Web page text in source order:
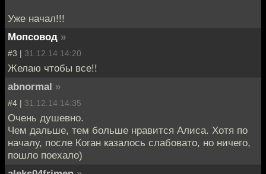
Уже начал!!!
Мопсовод »
#3 | 31.12.14 14:20
Желаю чтобы все!!
abnormal »
#4 | 31.12.14 14:35
Очень душевно.
Чем дальше, тем больше нравится Алиса. Хотя по
началу, после Коган казалось слабовато, но ничего,
пошло поехало)